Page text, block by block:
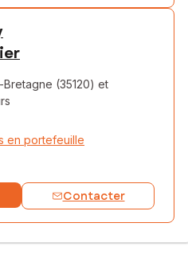
(35120) et
en portefeuille
Contacter